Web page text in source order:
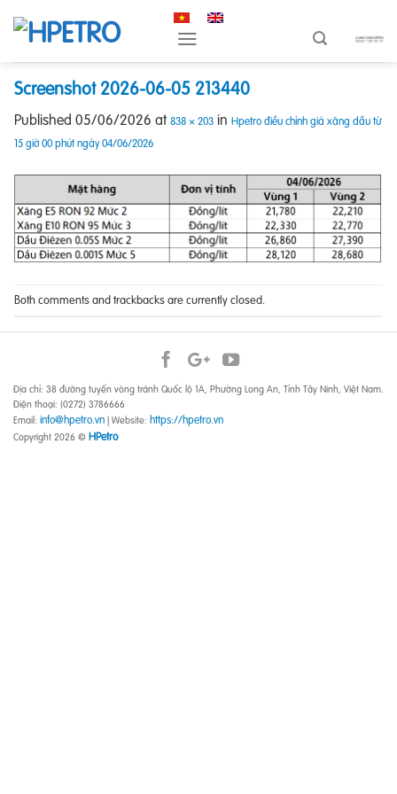
content
Screenshot 2026-06-05 213440
Published 05/06/2026 at 838 × 203 in Hpetro điều chỉnh giá xăng dầu từ
15 giờ 00 phút ngày 04/06/2026
Both comments and trackbacks are currently closed.
Địa chỉ: 38 đường tuyến vòng tránh Quốc lộ 1A, Phường Long An, Tỉnh Tây Ninh, Việt Nam.
Điện thoại: (0272) 3786666
Email: info@hpetro.vn | Website: https://hpetro.vn
Copyright 2026 © HPetro